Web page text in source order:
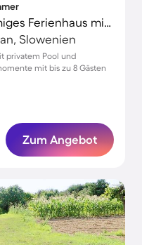
Voll ausgestattetes geräumiges Ferienhaus mit Grill, privatem Pool und Terrasse | Panoramablick | Nah am Strand | Haustiere sind willkommen
Slowenien
privatem Pool und
mit bis zu 8 Gästen
Zum Angebot